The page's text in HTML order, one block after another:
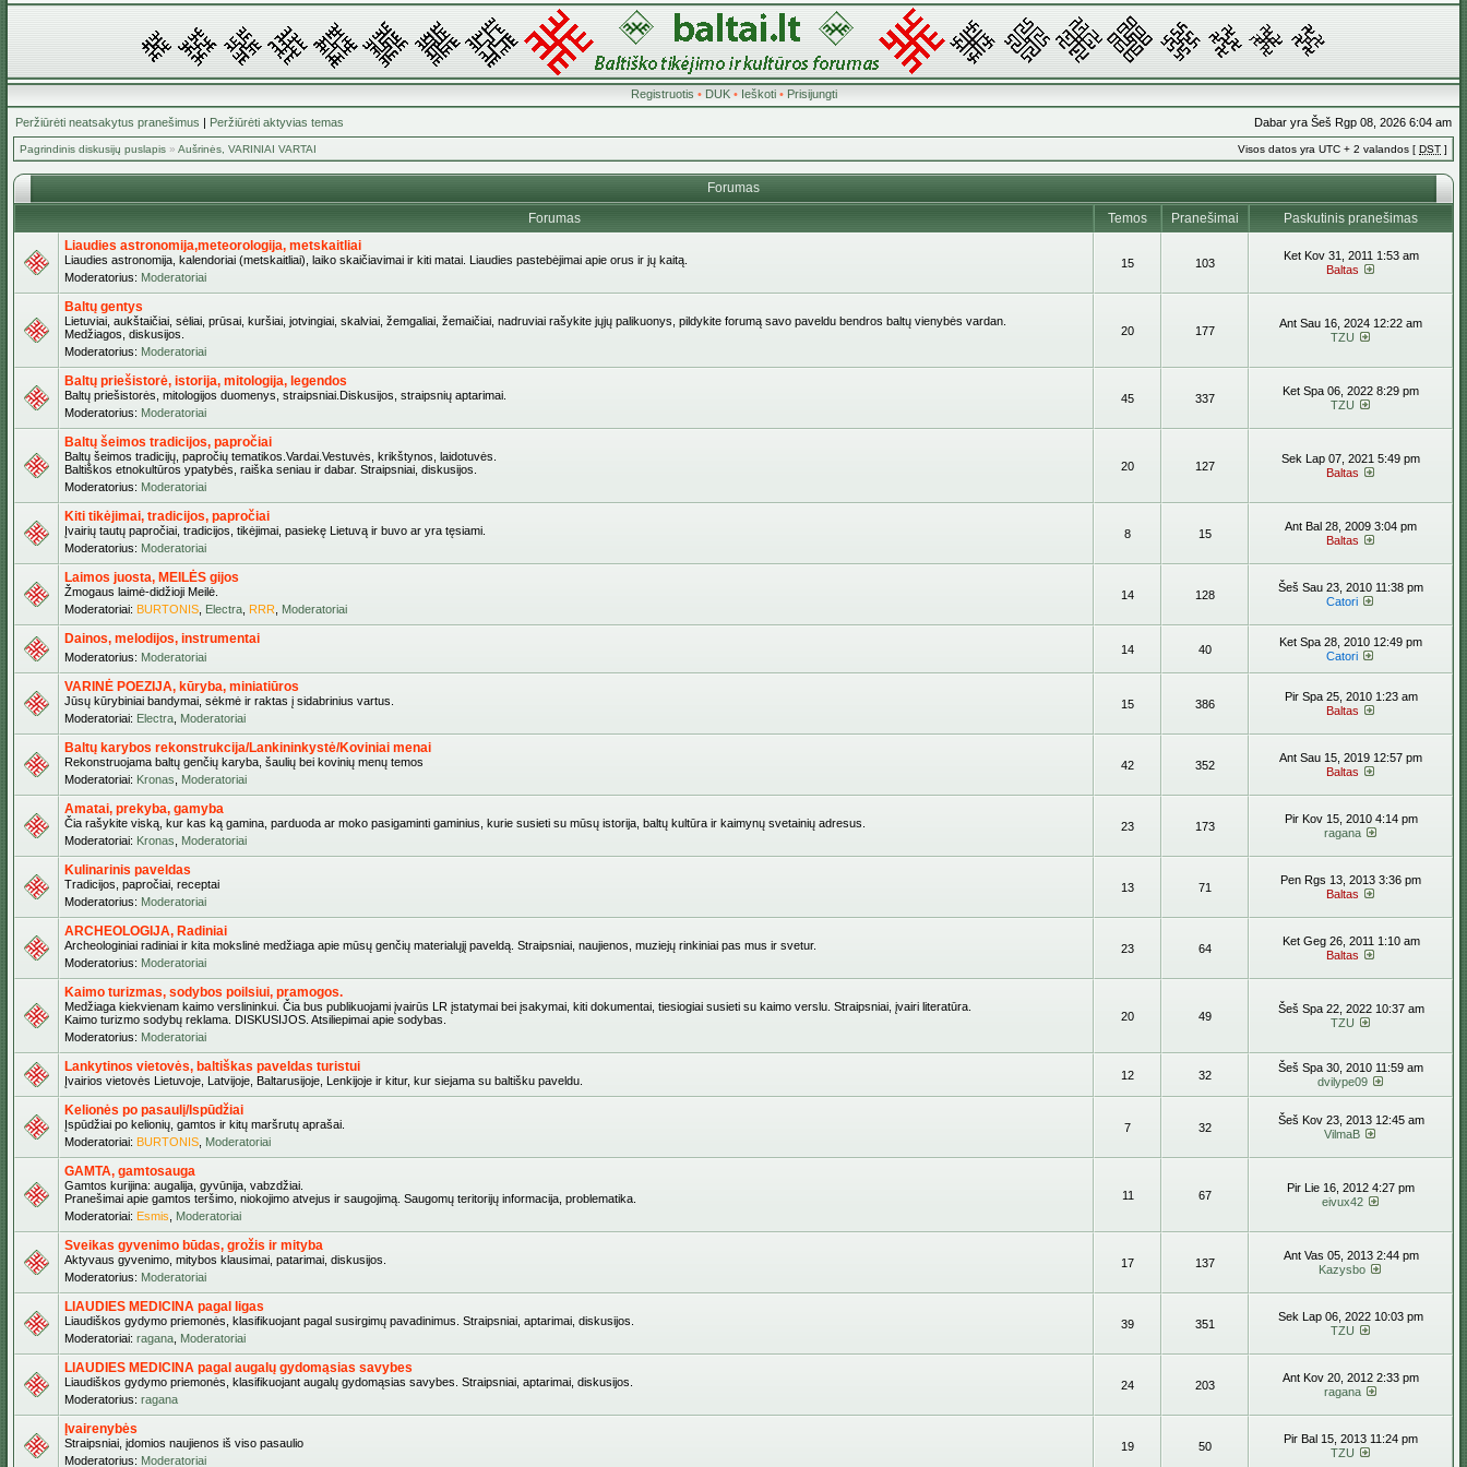
Registruotis • DUK• Ieškoti• Prisijungti
Peržiūrėti neatsakytus pranešimus | Peržiūrėti aktyvias temas Dabar yra Šeš Rgp 08, 2026 6:04 am
Pagrindinis diskusijų puslapis » Aušrinės, VARINIAI VARTAI Visos datos yra UTC + 2 valandos [ DST ]
Forumas
Forumas
Temos Pranešimai
Paskutinis pranešimas
Liaudies astronomija,meteorologija, metskaitliai
Liaudies astronomija, kalendoriai (metskaitliai), laiko skaičiavimai ir kiti matai. Liaudies pastebėjimai apie orus ir jų kaitą.
Moderatorius: Moderatoriai
15 103
Ket Kov 31, 2011 1:53 am
Baltas
Baltų gentys
Lietuviai, aukštaičiai, sėliai, prūsai, kuršiai, jotvingiai, skalviai, žemgaliai, žemaičiai, nadruviai rašykite jųjų palikuonys, pildykite forumą savo paveldu bendros baltų vienybės vardan.
Medžiagos, diskusijos.
Moderatorius: Moderatoriai
20 177
Ant Sau 16, 2024 12:22 am
TZU
Baltų priešistorė, istorija, mitologija, legendos
Baltų priešistorės, mitologijos duomenys, straipsniai.Diskusijos, straipsnių aptarimai.
Moderatorius: Moderatoriai
45 337
Ket Spa 06, 2022 8:29 pm
TZU
Baltų šeimos tradicijos, papročiai
Baltų šeimos tradicijų, papročių tematikos.Vardai.Vestuvės, krikštynos, laidotuvės.
Baltiškos etnokultūros ypatybės, raiška seniau ir dabar. Straipsniai, diskusijos.
Moderatorius: Moderatoriai
20 127
Sek Lap 07, 2021 5:49 pm
Baltas
Kiti tikėjimai, tradicijos, papročiai
Įvairių tautų papročiai, tradicijos, tikėjimai, pasiekę Lietuvą ir buvo ar yra tęsiami.
Moderatorius: Moderatoriai
8 15
Ant Bal 28, 2009 3:04 pm
Baltas
Laimos juosta, MEILĖS gijos
Žmogaus laimė-didžioji Meilė.
Moderatoriai: BURTONIS Electra RRR Moderatoriai
14 128
Šeš Sau 23, 2010 11:38 pm
Catori
Dainos, melodijos, instrumentai
Moderatorius: Moderatoriai
14 40
Ket Spa 28, 2010 12:49 pm
Catori
VARINĖ POEZIJA, kūryba, miniatiūros
Jūsų kūrybiniai bandymai, sėkmė ir raktas į sidabrinius vartus.
Moderatoriai: Electra Moderatoriai
15 386
Pir Spa 25, 2010 1:23 am
Baltas
Baltų karybos rekonstrukcija/Lankininkystė/Koviniai menai
Rekonstruojama baltų genčių karyba, šaulių bei kovinių menų temos
Moderatoriai: Kronas Moderatoriai
42 352
Ant Sau 15, 2019 12:57 pm
Baltas
Amatai, prekyba, gamyba
Čia rašykite viską, kur kas ką gamina, parduoda ar moko pasigaminti gaminius, kurie susieti su mūsų istorija, baltų kultūra ir kaimynų svetainių adresus.
Moderatoriai: Kronas Moderatoriai
23 173
Pir Kov 15, 2010 4:14 pm
ragana
Kulinarinis paveldas
Tradicijos, papročiai, receptai
Moderatorius: Moderatoriai
13 71
Pen Rgs 13, 2013 3:36 pm
Baltas
ARCHEOLOGIJA, Radiniai
Archeologiniai radiniai ir kita mokslinė medžiaga apie mūsų genčių materialųjį paveldą. Straipsniai, naujienos, muziejų rinkiniai pas mus ir svetur.
Moderatorius: Moderatoriai
23 64
Ket Geg 26, 2011 1:10 am
Baltas
Kaimo turizmas, sodybos poilsiui, pramogos.
Medžiaga kiekvienam kaimo verslininkui. Čia bus publikuojami įvairūs LR įstatymai bei įsakymai, kiti dokumentai, tiesiogiai susieti su kaimo verslu. Straipsniai, įvairi literatūra.
Kaimo turizmo sodybų reklama. DISKUSIJOS. Atsiliepimai apie sodybas.
Moderatorius: Moderatoriai
20 49
Šeš Spa 22, 2022 10:37 am
TZU
Lankytinos vietovės, baltiškas paveldas turistui
Įvairios vietovės Lietuvoje, Latvijoje, Baltarusijoje, Lenkijoje ir kitur, kur siejama su baltišku paveldu. 12 32
Šeš Spa 30, 2010 11:59 am
dvilype09
Kelionės po pasaulį/Ispūdžiai
Įspūdžiai po kelionių, gamtos ir kitų maršrutų aprašai.
Moderatoriai: BURTONIS Moderatoriai
7 32
Šeš Kov 23, 2013 12:45 am
VilmaB
GAMTA, gamtosauga
Gamtos kurijina: augalija, gyvūnija, vabzdžiai.
Pranešimai apie gamtos teršimo, niokojimo atvejus ir saugojimą. Saugomų teritorijų informacija, problematika.
Moderatoriai: Esmis Moderatoriai
11 67
Pir Lie 16, 2012 4:27 pm
eivux42
Sveikas gyvenimo būdas, grožis ir mityba
Aktyvaus gyvenimo, mitybos klausimai, patarimai, diskusijos.
Moderatorius: Moderatoriai
17 137
Ant Vas 05, 2013 2:44 pm
Kazysbo
LIAUDIES MEDICINA pagal ligas
Liaudiškos gydymo priemonės, klasifikuojant pagal susirgimų pavadinimus. Straipsniai, aptarimai, diskusijos.
Moderatoriai: ragana Moderatoriai
39 351
Sek Lap 06, 2022 10:03 pm
TZU
LIAUDIES MEDICINA pagal augalų gydomąsias savybes
Liaudiškos gydymo priemonės, klasifikuojant augalų gydomąsias savybes. Straipsniai, aptarimai, diskusijos.
Moderatorius: ragana
24 203
Ant Kov 20, 2012 2:33 pm
ragana
Įvairenybės
Straipsniai, įdomios naujienos iš viso pasaulio
Moderatorius: Moderatoriai
19 50
Pir Bal 15, 2013 11:24 pm
TZU